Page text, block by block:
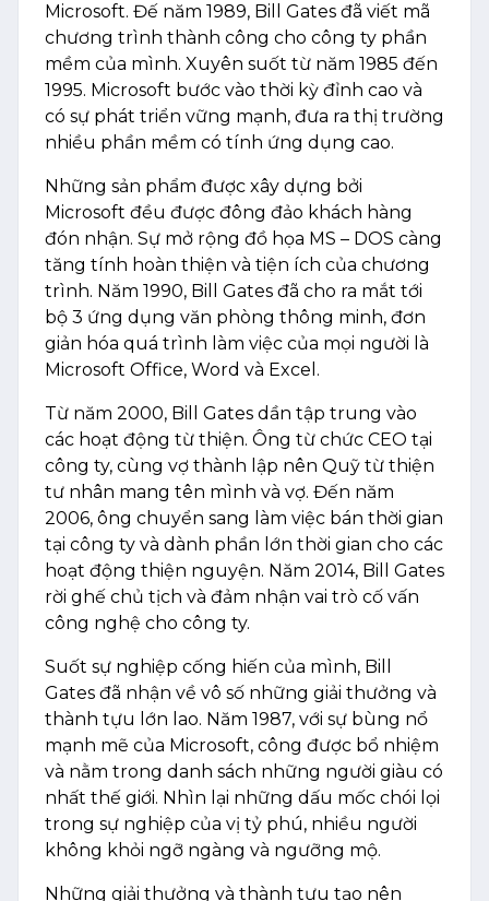
Microsoft. Đế năm 1989, Bill Gates đã viết mã
chương trình thành công cho công ty phần
mềm của mình. Xuyên suốt từ năm 1985 đến
1995. Microsoft bước vào thời kỳ đỉnh cao và
có sự phát triển vững mạnh, đưa ra thị trường
nhiều phần mềm có tính ứng dụng cao.
Những sản phẩm được xây dựng bởi
Microsoft đều được đông đảo khách hàng
đón nhận. Sự mở rộng đồ họa MS – DOS càng
tăng tính hoàn thiện và tiện ích của chương
trình. Năm 1990, Bill Gates đã cho ra mắt tới
bộ 3 ứng dụng văn phòng thông minh, đơn
giản hóa quá trình làm việc của mọi người là
Microsoft Office, Word và Excel.
Từ năm 2000, Bill Gates dần tập trung vào
các hoạt động từ thiện. Ông từ chức CEO tại
công ty, cùng vợ thành lập nên Quỹ từ thiện
tư nhân mang tên mình và vợ. Đến năm
2006, ông chuyển sang làm việc bán thời gian
tại công ty và dành phần lớn thời gian cho các
hoạt động thiện nguyện. Năm 2014, Bill Gates
rời ghế chủ tịch và đảm nhận vai trò cố vấn
công nghệ cho công ty.
Suốt sự nghiệp cống hiến của mình, Bill
Gates đã nhận về vô số những giải thưởng và
thành tựu lớn lao. Năm 1987, với sự bùng nổ
mạnh mẽ của Microsoft, công được bổ nhiệm
và nằm trong danh sách những người giàu có
nhất thế giới. Nhìn lại những dấu mốc chói lọi
trong sự nghiệp của vị tỷ phú, nhiều người
không khỏi ngỡ ngàng và ngưỡng mộ.
Những giải thưởng và thành tựu tạo nên